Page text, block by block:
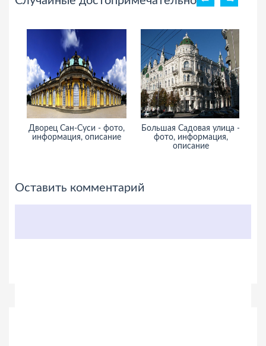
Дворец Сан-Суси - фото,
информация, описание
Большая Садовая улица -
фото, информация,
описание
Оставить комментарий